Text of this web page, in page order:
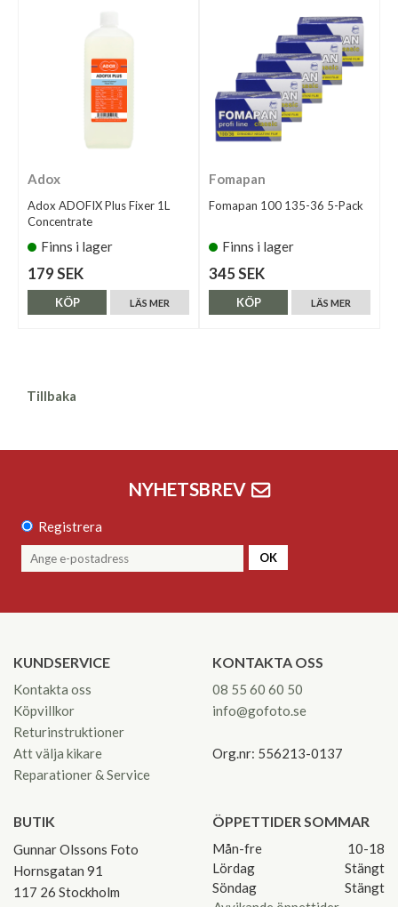
Adox
Adox ADOFIX Plus Fixer 1L
Concentrate
Finns i lager
179 SEK
LÄS MER
KÖP
Fomapan
Fomapan 100 135-36 5-Pack
Finns i lager
345 SEK
LÄS MER
KÖP
Tillbaka
NYHETSBREV
Registrera
OK
KUNDSERVICE
Kontakta oss
Köpvillkor
Returinstruktioner
Att välja kikare
Reparationer & Service
KONTAKTA OSS
08 55 60 60 50
info@gofoto.se
Org.nr: 556213-0137
BUTIK
Gunnar Olssons Foto
Hornsgatan 91
117 26 Stockholm
ÖPPETTIDER SOMMAR
Mån-fre
10-18
Lördag
Stängt
Söndag
Stängt